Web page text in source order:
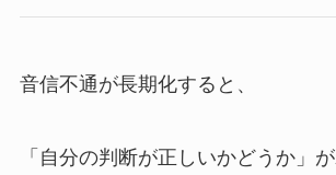
音信不通が長期化すると、
「自分の判断が正しいかどうか」